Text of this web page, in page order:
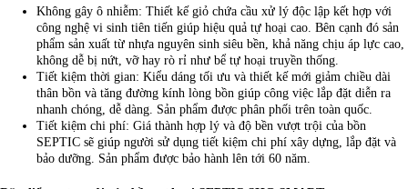
Không gây ô nhiễm: Thiết kế giỏ chứa cầu xử lý độc lập kết hợp với
công nghệ vi sinh tiên tiến giúp hiệu quả tự hoại cao. Bên cạnh đó sản
phẩm sản xuất từ nhựa nguyên sinh siêu bền, khả năng chịu áp lực cao,
không dễ bị nứt, vỡ hay rò rỉ như bể tự hoại truyền thống.
Tiết kiệm thời gian: Kiểu dáng tối ưu và thiết kế mới giảm chiều dài
thân bồn và tăng đường kính lòng bồn giúp công việc lắp đặt diễn ra
nhanh chóng, dễ dàng. Sản phẩm được phân phối trên toàn quốc.
Tiết kiệm chi phí: Giá thành hợp lý và độ bền vượt trội của bồn
SEPTIC sẽ giúp người sử dụng tiết kiệm chi phí xây dựng, lắp đặt và
bảo dưỡng. Sản phẩm được bảo hành lên tới 60 năm.